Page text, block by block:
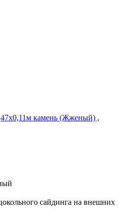
камень (Жженый) ,
сайдинга на внешних